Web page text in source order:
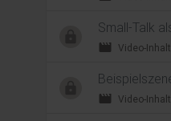
Small-Talk
movie Video-Inhalt
movie Video-Inhalt